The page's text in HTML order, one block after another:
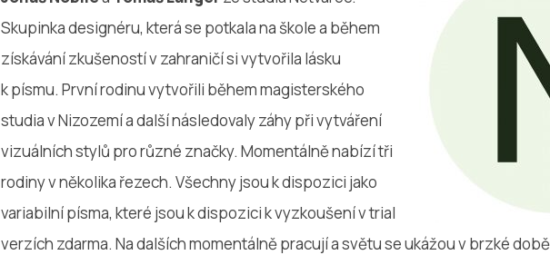
Skupinka designéru, která se potkala na škole a během
získávání zkušeností v zahraničí si vytvořila lásku
k písmu. První rodinu vytvořili během magisterského
studia v Nizozemí a další následovaly záhy při vytváření
vizuálních stylů pro různé značky. Momentálně nabízí tři
rodiny v několika řezech. Všechny jsou k dispozici jako
variabilní písma, které jsou k dispozici k vyzkoušení v trial
verzích zdarma. Na dalších momentálně pracují a světu se ukážou v brzké